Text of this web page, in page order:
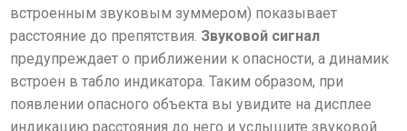
встроенным звуковым зуммером) показывает
расстояние до препятствия. Звуковой сигнал
предупреждает о приближении к опасности, а динамик
встроен в табло индикатора. Таким образом, при
появлении опасного объекта вы увидите на дисплее
индикацию расстояния до него и услышите звуковой